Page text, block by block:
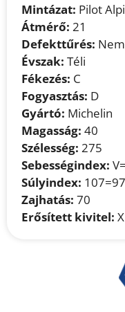
Mintázat: Pilot
Átmérő: 21
Defekttűrés: Nem
Évszak: Téli
Fékezés: C
Fogyasztás: D
Gyártó: Michelin
Magasság: 40
Szélesség: 275
Sebességindex:
Súlyindex:
Zajhatás: 70
Erősített kivitel: